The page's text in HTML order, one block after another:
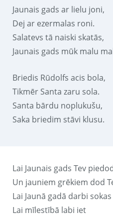
Jaunais gads ar lielu joni,
Dej ar ezermalas roni.
Salatevs tā naiski skatās,
Jaunais gads mūk malu
Briedis Rūdolfs acis bola,
Tikmēr Santa zaru sola.
Santa bārdu noplukušu,
Saka briedim stāvi klusu.
Lai Jaunais gads Tev
Un jauniem grēkiem dod
Lai Jaunā gadā darbi sokas
Lai mīlestībā labi iet